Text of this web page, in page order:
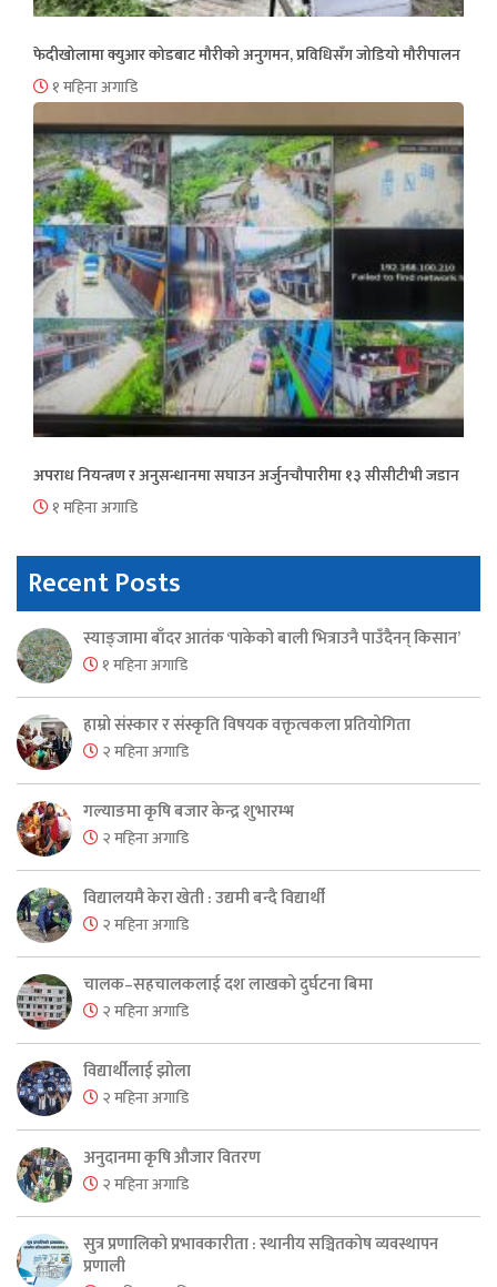
फेदीखोलामा क्युआर कोडबाट मौरीको अनुगमन, प्रविधिसँग जोडियो मौरीपालन
१ महिना अगाडि
अपराध नियन्त्रण र अनुसन्धानमा सघाउन अर्जुनचौपारीमा १३ सीसीटीभी जडान
१ महिना अगाडि
Recent Posts
स्याङ्जामा बाँदर आतंक ‘पाकेको बाली भित्राउनै पाउँदैनन् किसान’
१ महिना अगाडि
हाम्रो संस्कार र संस्कृति विषयक वक्तृत्वकला प्रतियोगिता
२ महिना अगाडि
गल्याङमा कृषि बजार केन्द्र शुभारम्भ
२ महिना अगाडि
विद्यालयमै केरा खेती : उद्यमी बन्दै विद्यार्थी
२ महिना अगाडि
चालक–सहचालकलाई दश लाखको दुर्घटना बिमा
२ महिना अगाडि
विद्यार्थीलाई झोला
२ महिना अगाडि
अनुदानमा कृषि औजार वितरण
२ महिना अगाडि
सुत्र प्रणालिको प्रभावकारीता : स्थानीय सञ्चितकोष व्यवस्थापन
प्रणाली